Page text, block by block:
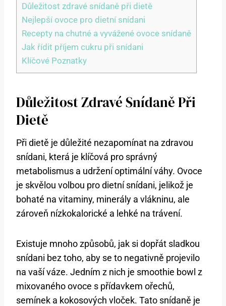
Důležitost zdravé snídaně při dietě
Nejlepší ovoce pro dietní snídani
Recepty na chutné a vyvážené ovoce snídaně
Jak řídit příjem cukru při snídani
Klíčové Poznatky
Důležitost Zdravé Snídaně Při
Dietě
Při dietě je důležité nezapomínat na zdravou
snídani, která je klíčová pro správný
metabolismus a udržení optimální váhy. Ovoce
je skvělou volbou pro dietní snídani, jelikož je
bohaté na vitaminy, minerály a vlákninu, ale
zároveň nízkokalorické a lehké na trávení.
Existuje mnoho způsobů, jak si dopřát sladkou
snídani bez toho, aby se to negativně projevilo
na vaší váze. Jedním z nich je smoothie bowl z
mixovaného ovoce s přídavkem ořechů,
semínek a kokosových vloček. Tato snídaně je